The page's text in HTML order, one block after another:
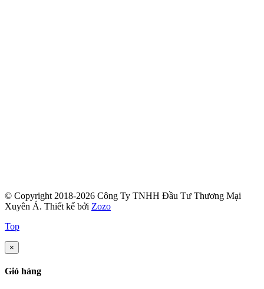
© Copyright 2018-2026 Công Ty TNHH Đầu Tư Thương Mại
Xuyên Á. Thiết kế bởi Zozo
Top
×
Giỏ hàng